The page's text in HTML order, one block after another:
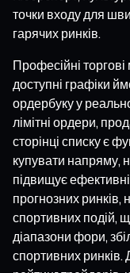
точки входу для
гарячих ринків.
Професійні
доступні графіки
ордербуку у
лімітні ордери,
сторінці списку є
купувати напряму,
підвищує
прогнозних
спортивних подій,
діапазони фори,
спортивних ринків.